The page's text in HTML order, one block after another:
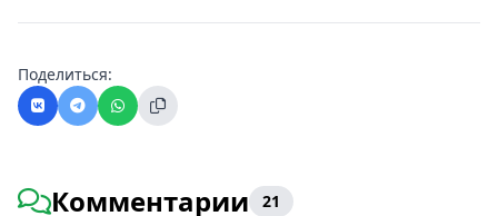
Поделиться:
Комментарии 21